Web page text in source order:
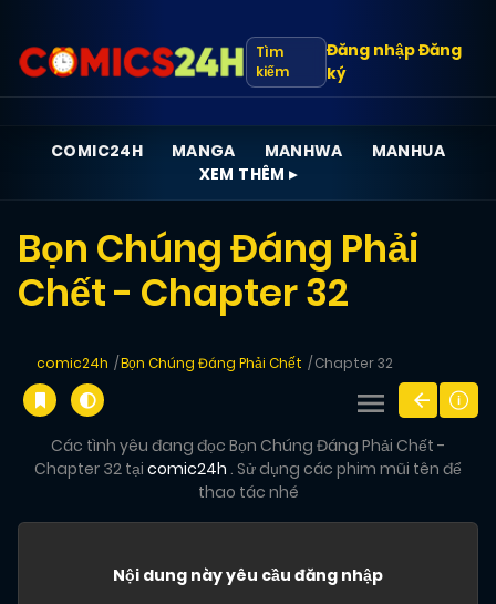
Tìm
kiếm
Đăng nhậpĐăng
ký
COMIC24H MANGA MANHWA
MANHUA
XEM THÊM ▸
Bọn Chúng Đáng Phải
Chết - Chapter 32
comic24h Bọn Chúng Đáng Phải Chết Chapter 32
Các tình yêu đang đọc Bọn Chúng Đáng Phải Chết -
Chapter 32 tại comic24h . Sử dụng các phim mũi tên để
thao tác nhé
Nội dung này yêu cầu đăng nhập